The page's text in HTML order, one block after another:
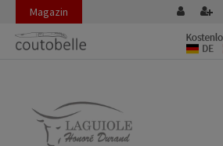
Magazin